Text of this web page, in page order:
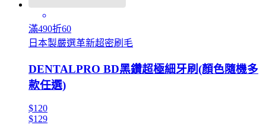
滿490折60
日本製嚴選革新超密刷毛
DENTALPRO BD黑鑽超極細牙刷(顏色隨機多
款任選)
$120
$129